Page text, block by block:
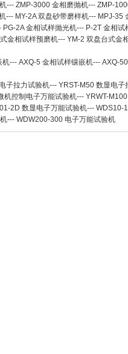
--- ZMP-3000 金相磨抛机--- ZMP-
--- MY-2A 双盘砂带磨样机--- MPJ-35
PG-2A 金相试样抛光机--- P-2T 金相试
金相试样预磨机--- YM-2 双盘台式金
机--- AXQ-5 金相试样镶嵌机--- AXQ-50
子拉力试验机--- YRST-M50 数显电子
机控制电子万能试验机--- YRWT-
2D 数显电子万能试验机--- WDS10-
--- WDW200-300 电子万能试验机